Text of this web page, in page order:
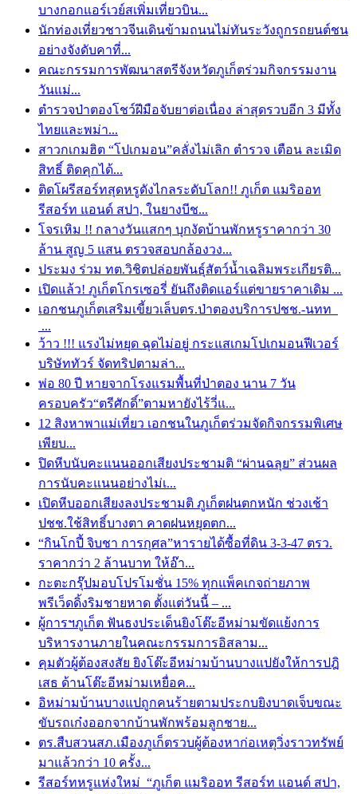
บางกอกแอร์เวย์สเพิ่มเที่ยวบิน...
นักท่องเที่ยวชาวจีนเดินข้ามถนนไม่ทันระวังถูกรถยนต์ชน
อย่างจังดับคาที่...
คณะกรรมการพัฒนาสตรีจังหวัดภูเก็ตร่วมกิจกรรมงาน
วันแม่...
ตำรวจป่าตองโชว์ฝีมือจับยาต่อเนื่อง ล่าสุดรวบอีก 3 มีทั้ง
ไทยและพม่า...
สาวกเกมฮิต “โปเกมอน”คลั่งไม่เลิก ตำรวจ เตือน ละเมิด
สิทธิ์ ติดคุกได้...
ติดโผรีสอร์ทสุดหรูดังไกลระดับโลก!! ภูเก็ต แมริออท
รีสอร์ท แอนด์ สปา, ในยางบีช...
โจรเหิม !! กลางวันแสกๆ บุกงัดบ้านพักหรูราคากว่า 30
ล้าน สูญ 5 แสน ตรวจสอบกล้องวง...
ประมง ร่วม ทต.วิชิตปล่อยพันธุ์สัตว์น้ำเฉลิมพระเกียรติ...
เปิดแล้ว! ภูเก็ตโกรเซอรี่ ยันถึงติดแอร์แต่ขายราคาเดิม ...
เอกชนภูเก็ตเสริมเขี้ยวเล็บตร.ป่าตองบริการปชช.-นทท
...
ว้าว !!! แรงไม่หยุด ฉุดไม่อยู่ กระแสเกมโปเกมอนฟีเวอร์
บริษัททัวร์ จัดทริปตามล่า...
พ่อ 80 ปี หายจากโรงแรมพื้นที่ป่าตอง นาน 7 วัน
ครอบครัว“ตรีศักดิ์”ตามหายังไร้วี่แ...
12 สิงหาพาแม่เที่ยว เอกชนในภูเก็ตร่วมจัดกิจกรรมพิเศษ
เพียบ...
ปิดหีบนับคะแนนออกเสียงประชามติ “ผ่านฉลุย” ส่วนผล
การนับคะแนนอย่างไม่เ...
เปิดหีบออกเสียงลงประชามติ ภูเก็ตฝนตกหนัก ช่วงเช้า
ปชช.ใช้สิทธิ์บางตา คาดฝนหยุดตก...
“กินโกปี้ จิบชา การกุศล”หารายได้ซื้อที่ดิน 3-3-47 ตรว.
ราคากว่า 2 ล้านบาท ให้อ๊า...
กะตะกรุ๊ปมอบโปรโมชั่น 15% ทุกแพ็คเกจถ่ายภาพ
พรีเว็ดดิ้งริมชายหาด ตั้งแต่วันนี้ – ...
ผู้การฯภูเก็ต ฟันธงประเด็นยิงโต๊ะอีหม่ามขัดแย้งการ
บริหารงานภายในคณะกรรมการอิสลาม...
คุมตัวผู้ต้องสงสัย ยิงโต๊ะอีหม่ามบ้านบางแปยังให้การปฎิ
เสธ ด้านโต๊ะอีหม่ามเหยื่อค...
อิหม่ามบ้านบางแปถูกคนร้ายตามประกบยิงบาดเจ็บขณะ
ขับรถเก๋งออกจากบ้านพักพร้อมลูกชาย...
ตร.สืบสวนสภ.เมืองภูเก็ตรวบผู้ต้องหาก่อเหตุวิ่งราวทรัพย์
มาแล้วกว่า 10 ครั้ง...
รีสอร์ทหรูแห่งใหม่ “ภูเก็ต แมริออท รีสอร์ท แอนด์ สปา,